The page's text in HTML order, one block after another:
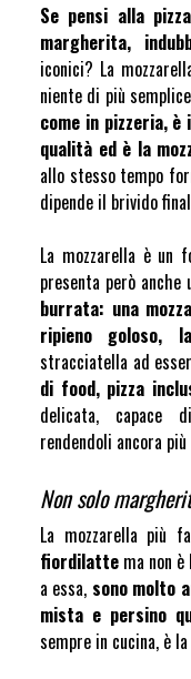
Se pensi alla
margherita,
iconici? La
niente di più
come in pizzeria,
qualità ed è la
allo stesso tempo
dipende il brivido
La mozzarella è un
presenta però anche
burrata: una
ripieno goloso,
stracciatella ad
di food, pizza
delicata, capace
rendendoli ancora più
Non solo
La mozzarella più
fiordilatte ma non
a essa, sono molto
mista e persino
sempre in cucina, è